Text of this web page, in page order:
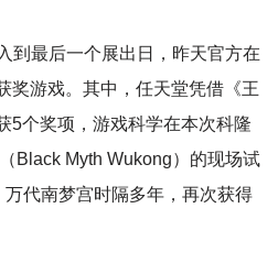
到最后一个展出日，昨天官方在
奖游戏。其中，任天堂凭借《王
5个奖项，游戏科学在本次科隆
Black Myth Wukong）的现场试
万代南梦宫时隔多年，再次获得